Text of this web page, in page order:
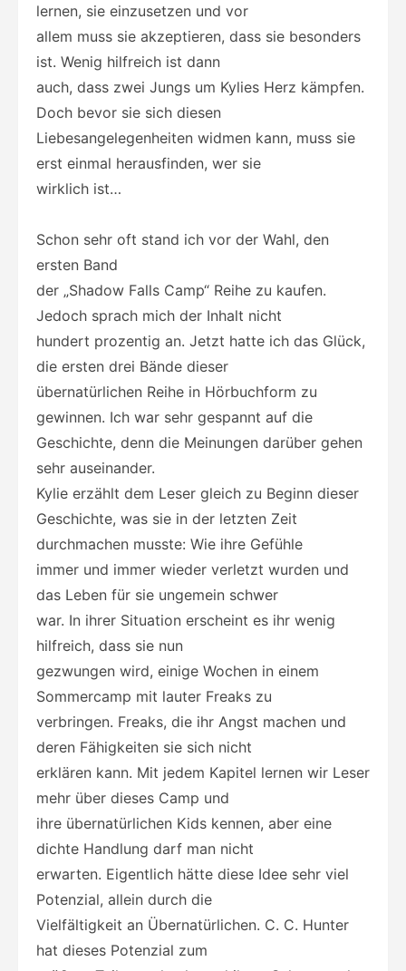
lernen, sie einzusetzen und vor
allem muss sie akzeptieren, dass sie besonders
ist. Wenig hilfreich ist dann
auch, dass zwei Jungs um Kylies Herz kämpfen.
Doch bevor sie sich diesen
Liebesangelegenheiten widmen kann, muss sie
erst einmal herausfinden, wer sie
wirklich ist…
Schon sehr oft stand ich vor der Wahl, den
ersten Band
der „Shadow Falls Camp“ Reihe zu kaufen.
Jedoch sprach mich der Inhalt nicht
hundert prozentig an. Jetzt hatte ich das Glück,
die ersten drei Bände dieser
übernatürlichen Reihe in Hörbuchform zu
gewinnen. Ich war sehr gespannt auf die
Geschichte, denn die Meinungen darüber gehen
sehr auseinander.
Kylie erzählt dem Leser gleich zu Beginn dieser
Geschichte, was sie in der letzten Zeit
durchmachen musste: Wie ihre Gefühle
immer und immer wieder verletzt wurden und
das Leben für sie ungemein schwer
war. In ihrer Situation erscheint es ihr wenig
hilfreich, dass sie nun
gezwungen wird, einige Wochen in einem
Sommercamp mit lauter Freaks zu
verbringen. Freaks, die ihr Angst machen und
deren Fähigkeiten sie sich nicht
erklären kann. Mit jedem Kapitel lernen wir Leser
mehr über dieses Camp und
ihre übernatürlichen Kids kennen, aber eine
dichte Handlung darf man nicht
erwarten. Eigentlich hätte diese Idee sehr viel
Potenzial, allein durch die
Vielfältigkeit an Übernatürlichen. C. C. Hunter
hat dieses Potenzial zum